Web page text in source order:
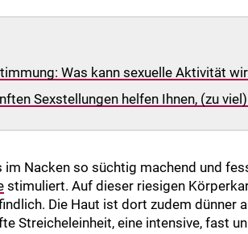
Was kann sexuelle Aktivität
Sexstellungen helfen Ihnen, (zu
im Nacken so süchtig machend und
stimuliert. Auf dieser riesigen
Die Haut ist dort zudem dünner
Streicheleinheit, eine intensive, fast